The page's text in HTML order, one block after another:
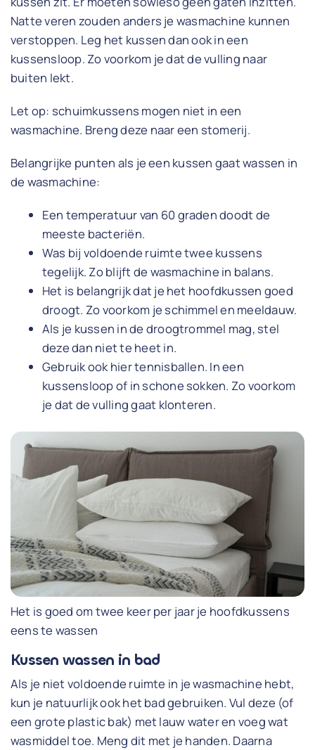
Natte veren zouden anders je wasmachine kunnen
verstoppen. Leg het kussen dan ook in een
kussensloop. Zo voorkom je dat de vulling naar
buiten lekt.
Let op: schuimkussens mogen niet in een
wasmachine. Breng deze naar een stomerij.
Belangrijke punten als je een kussen gaat wassen in
de wasmachine:
Een temperatuur van 60 graden doodt de
meeste bacteriën.
Was bij voldoende ruimte twee kussens
tegelijk. Zo blijft de wasmachine in balans.
Het is belangrijk dat je het hoofdkussen goed
droogt. Zo voorkom je schimmel en meeldauw.
Als je kussen in de droogtrommel mag, stel
deze dan niet te heet in.
Gebruik ook hier tennisballen. In een
kussensloop of in schone sokken. Zo voorkom
je dat de vulling gaat klonteren.
Het is goed om twee keer per jaar je hoofdkussens
eens te wassen
Kussen wassen in bad
Als je niet voldoende ruimte in je wasmachine hebt,
kun je natuurlijk ook het bad gebruiken. Vul deze (of
een grote plastic bak) met lauw water en voeg wat
wasmiddel toe. Meng dit met je handen. Daarna